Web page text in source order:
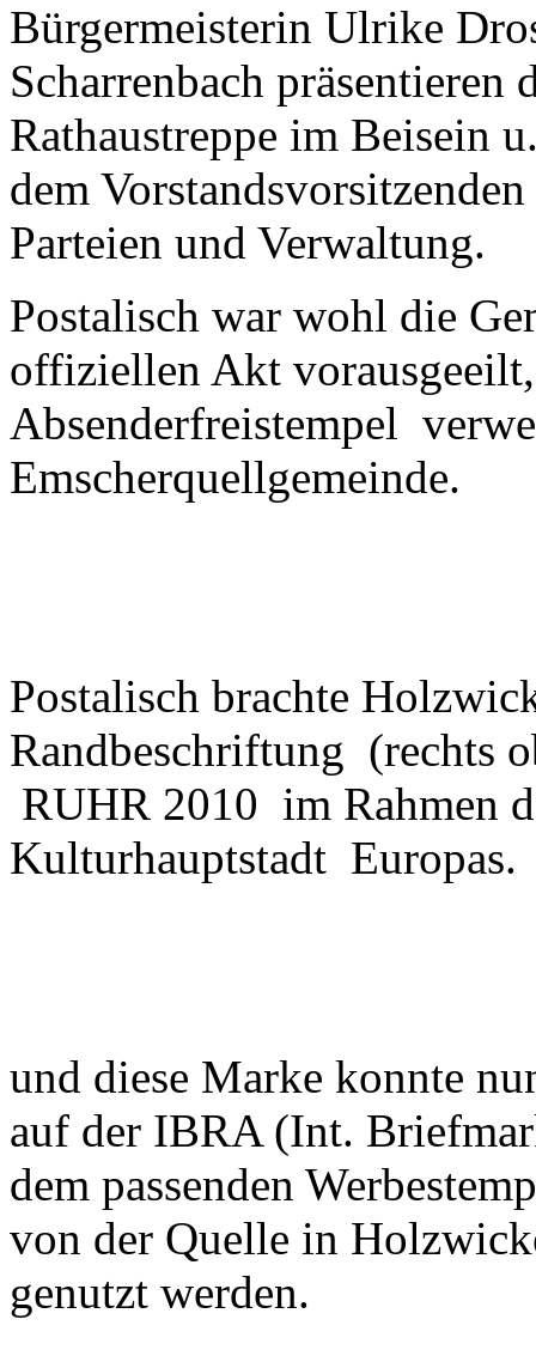
Bürgermeisterin Ulrike
Scharrenbach
Rathaustreppe im Beisein
dem
Parteien und Verwaltung.
Postalisch war wohl die
offiziellen Akt
Absenderfreistempel
Emscherquellgemeinde.
Postalisch brachte
Randbeschriftung (rechts
RUHR 2010 im Rahmen
Kulturhauptstadt Europas.
und diese Marke konnte
auf der IBRA (Int.
dem passenden
von der Quelle in
genutzt werden.